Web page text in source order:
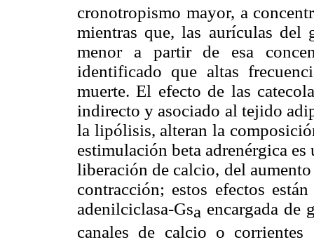
cronotropismo mayor, a
mientras que, las aurículas del
menor a partir de esa
identificado que altas
muerte. El efecto de las
indirecto y asociado al tejido
la lipólisis, alteran la
estimulación beta adrenérgica
liberación de calcio, del
contracción; estos efectos
adenilciclasa-Gsa encargada de
canales de calcio o corrientes